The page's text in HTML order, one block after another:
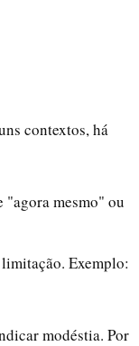
contextos, há
"agora mesmo" ou
Exemplo:
modéstia. Por